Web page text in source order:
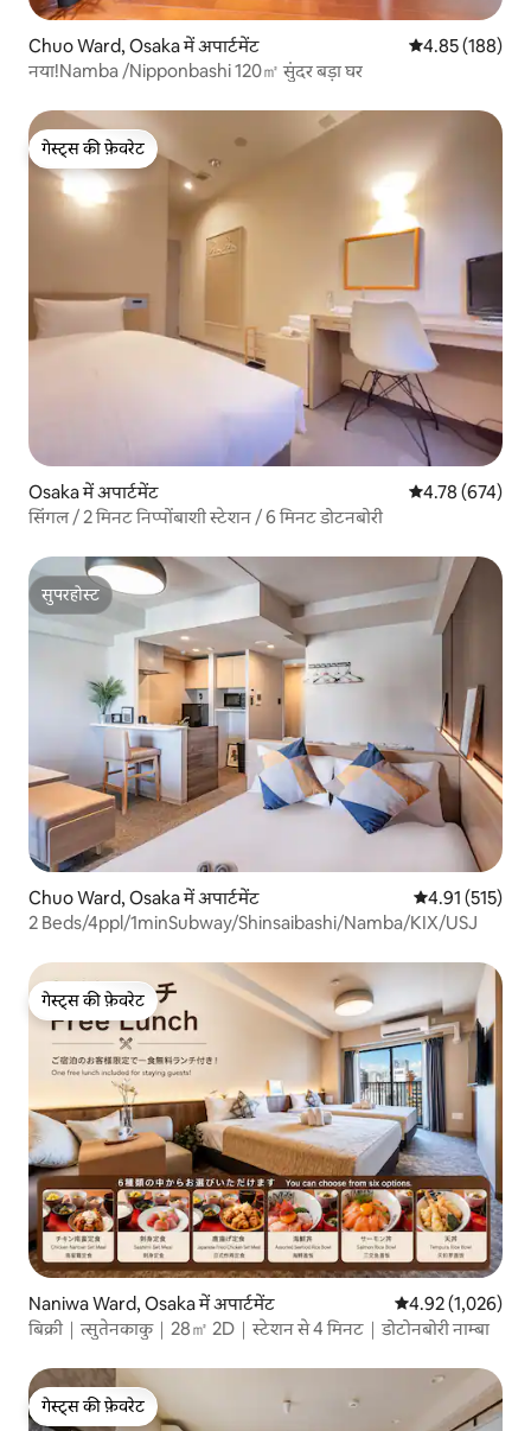
Chuo Ward, Osaka में अपार्टमेंट औसत रेटिंग 5 में से
4.85 (188)
नया!Namba /Nipponbashi 120㎡ सुंदर बड़ा घर
गेस्ट्स की फ़ेवरेट
गेस्ट्स की फ़ेवरेट
Osaka में अपार्टमेंट औसत रेटिंग 5 में से
4.78 (674)
सिंगल / 2 मिनट निप्पोंबाशी स्टेशन / 6 मिनट डोटनबोरी
सुपरहोस्ट
सुपरहोस्ट
Chuo Ward, Osaka में अपार्टमेंट औसत रेटिंग 5 में से
4.91 (515)
2 Beds/4ppl/1minSubway/Shinsaibashi/Namba/KIX/USJ
गेस्ट्स की फ़ेवरेट
गेस्ट्स की फ़ेवरेट
Naniwa Ward, Osaka में अपार्टमेंट औसत रेटिंग 5 में से
4.92 (1,026)
बिक्री｜त्सुतेनकाकु｜28㎡ 2D｜स्टेशन से 4 मिनट｜डोटोनबोरी नाम्बा
गेस्ट्स की फ़ेवरेट
गेस्ट्स की फ़ेवरेट